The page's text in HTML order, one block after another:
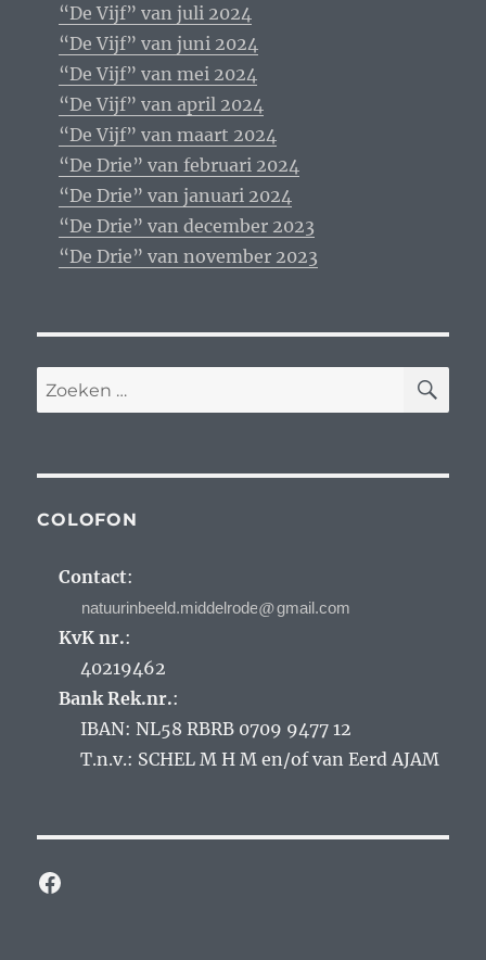
“De Vijf” van juli 2024
“De Vijf” van juni 2024
“De Vijf” van mei 2024
“De Vijf” van april 2024
“De Vijf” van maart 2024
“De Drie” van februari 2024
“De Drie” van januari 2024
“De Drie” van december 2023
“De Drie” van november 2023
Zoeken
naar:
COLOFON
Contact:
@
KvK nr.:
40219462
Bank Rek.nr.:
IBAN: NL58 RBRB 0709 9477 12
T.n.v.: SCHEL M H M en/of van Eerd AJAM
Facebook